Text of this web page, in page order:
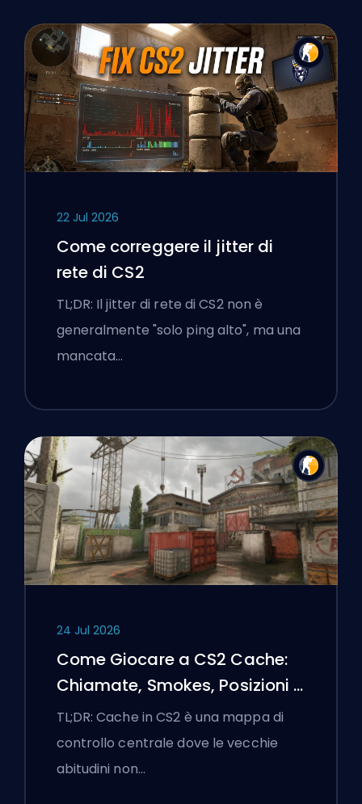
22 Jul 2026
Come correggere il jitter di
rete di CS2
TL;DR: Il jitter di rete di CS2 non è
generalmente "solo ping alto", ma una
mancata…
24 Jul 2026
Come Giocare a CS2 Cache:
Chiamate, Smokes, Posizioni e
Suggerimenti Premier
TL;DR: Cache in CS2 è una mappa di
controllo centrale dove le vecchie
abitudini non…